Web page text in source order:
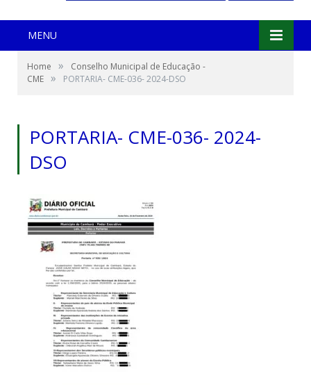
MENU
Home »
Conselho Municipal de Educação -
CME » PORTARIA- CME-036- 2024-DSO
PORTARIA- CME-036- 2024-
DSO